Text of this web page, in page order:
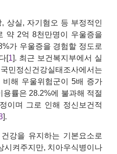
상실, 자기혐오 등 부정적인
약 2억 8천만명이 우울증을
가 우울증을 경험할 정도로
[1]. 최근 보건복지부에서 실
민정신건강실태조사에서는
해 우울위험군이 5배 증가
용률은 28.2%에 불과해 적절
이며 그로 인해 정신보건적
].
강을 유지하는 기본요소로
시켜주지만, 치아우식병이나